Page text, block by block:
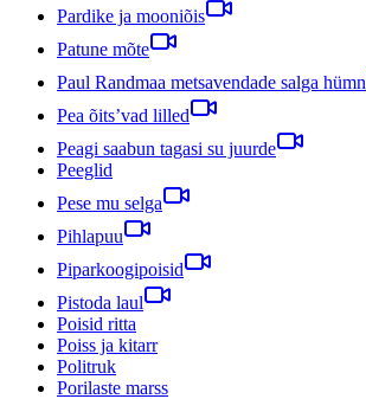
Pardike ja mooniõis
Patune mõte
Paul Randmaa metsavendade salga hümn
Pea õits’vad lilled
Peagi saabun tagasi su juurde
Peeglid
Pese mu selga
Pihlapuu
Piparkoogipoisid
Pistoda laul
Poisid ritta
Poiss ja kitarr
Politruk
Porilaste marss